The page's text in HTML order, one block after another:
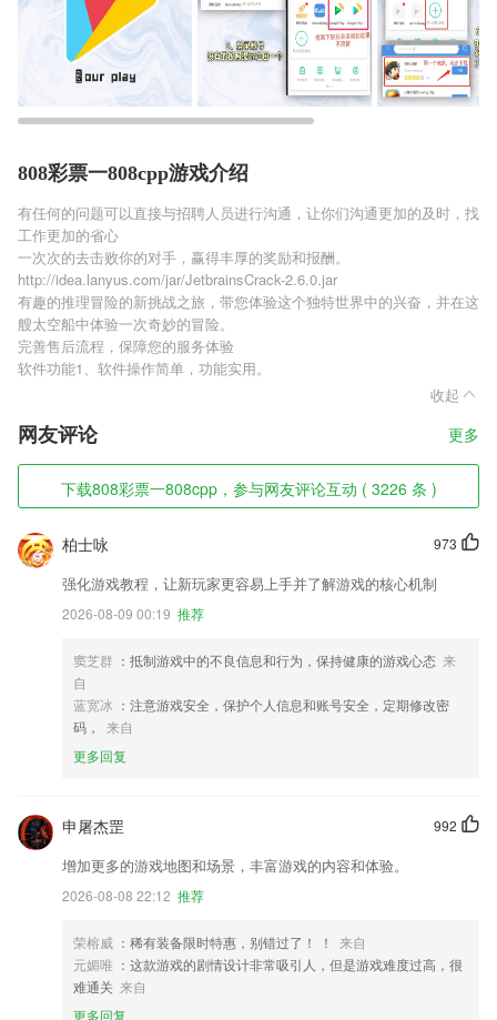
808彩票一808cpp游戏介绍
有任何的问题可以直接与招聘人员进行沟通，让你们沟通更加的及时，找
工作更加的省心
一次次的去击败你的对手，赢得丰厚的奖励和报酬。
http://idea.lanyus.com/jar/JetbrainsCrack-2.6.0.jar
有趣的推理冒险的新挑战之旅，带您体验这个独特世界中的兴奋，并在这
艘太空船中体验一次奇妙的冒险。
完善售后流程，保障您的服务体验
软件功能1、软件操作简单，功能实用。
收起
网友评论 更多
下载808彩票一808cpp，参与网友评论互动 ( 3226 条 )
973
柏士咏
强化游戏教程，让新玩家更容易上手并了解游戏的核心机制
2026-08-09 00:19 推荐
窦芝群 ：抵制游戏中的不良信息和行为，保持健康的游戏心态 来
自
蓝宽冰 ：注意游戏安全，保护个人信息和账号安全，定期修改密
码，
来自
更多回复
992
申屠杰罡
增加更多的游戏地图和场景，丰富游戏的内容和体验。
2026-08-08 22:12 推荐
荣榕威 ：稀有装备限时特惠，别错过了！ ！
来自
元媚唯 ：这款游戏的剧情设计非常吸引人，但是游戏难度过高，很
难通关 来自
更多回复